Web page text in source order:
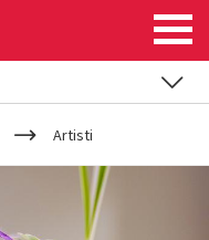
Artisti